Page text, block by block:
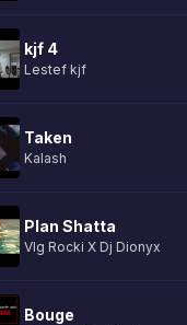
kjf 4
Lestef kjf
Taken
Kalash
Plan Shatta
Vlg Rocki X Dj Dionyx
Bouge